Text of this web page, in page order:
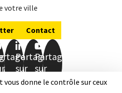
vous donne le contrôle sur ceux
votre ville
Contact
Partager
sur
LinkedIn
Partager
sur
Youtube